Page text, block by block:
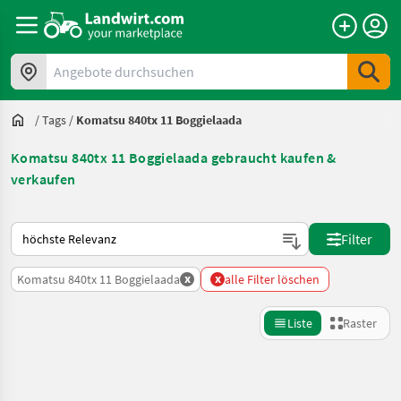
Angebote durchsuchen
/Tags / Komatsu 840tx 11 Boggielaada
Komatsu 840tx 11 Boggielaada gebraucht kaufen &
verkaufen
So wird auf Landwirt.com sortiert
Filter
Komatsu 840tx 11 Boggielaada x x alle Filter löschen
Liste Raster